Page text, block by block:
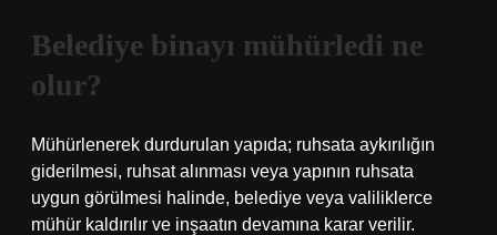
Belediye binayı mühürledi ne
olur?
Mühürlenerek durdurulan yapıda; ruhsata aykırılığın
giderilmesi, ruhsat alınması veya yapının ruhsata
uygun görülmesi halinde, belediye veya valiliklerce
mühür kaldırılır ve inşaatın devamına karar verilir.